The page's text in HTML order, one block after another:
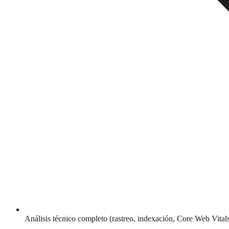
Análisis técnico completo (rastreo, indexación, Core Web